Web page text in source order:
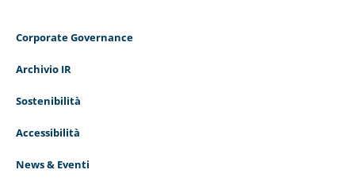
Corporate Governance
Archivio IR
Sostenibilità
Accessibilità
News & Eventi